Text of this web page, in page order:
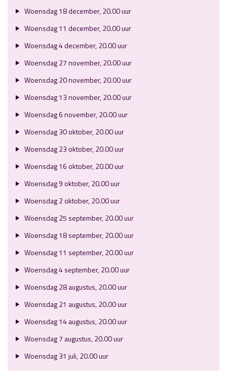
Woensdag 18 december, 20.00 uur
Woensdag 11 december, 20.00 uur
Woensdag 4 december, 20.00 uur
Woensdag 27 november, 20.00 uur
Woensdag 20 november, 20.00 uur
Woensdag 13 november, 20.00 uur
Woensdag 6 november, 20.00 uur
Woensdag 30 oktober, 20.00 uur
Woensdag 23 oktober, 20.00 uur
Woensdag 16 oktober, 20.00 uur
Woensdag 9 oktober, 20.00 uur
Woensdag 2 oktober, 20.00 uur
Woensdag 25 september, 20.00 uur
Woensdag 18 september, 20.00 uur
Woensdag 11 september, 20.00 uur
Woensdag 4 september, 20.00 uur
Woensdag 28 augustus, 20.00 uur
Woensdag 21 augustus, 20.00 uur
Woensdag 14 augustus, 20.00 uur
Woensdag 7 augustus, 20.00 uur
Woensdag 31 juli, 20.00 uur